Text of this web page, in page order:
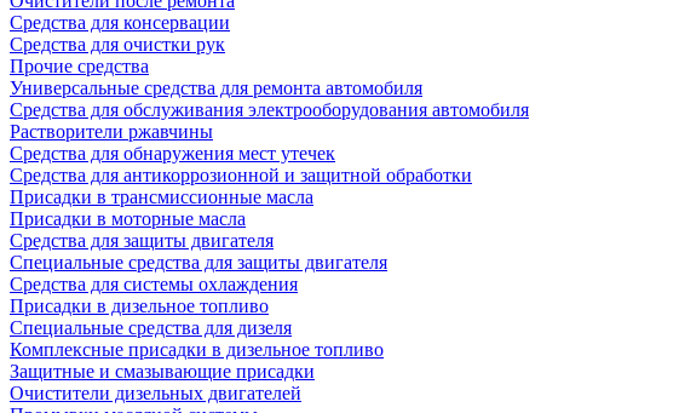
Средства для консервации
Средства для очистки рук
Прочие средства
Универсальные средства для ремонта автомобиля
Средства для обслуживания электрооборудования автомобиля
Растворители ржавчины
Средства для обнаружения мест утечек
Средства для антикоррозионной и защитной обработки
Присадки в трансмиссионные масла
Присадки в моторные масла
Средства для защиты двигателя
Специальныe средства для защиты двигателя
Средства для системы охлаждения
Присадки в дизельное топливо
Спeциальные средства для дизеля
Комплексные присадки в дизельное топливо
Защитные и смазывающие присадки
Очистители дизельных двигателей